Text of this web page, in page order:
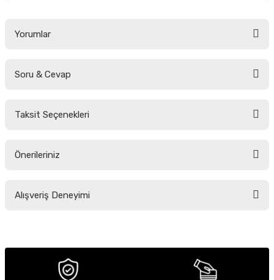
Yorumlar
Soru & Cevap
Taksit Seçenekleri
Önerileriniz
yetersiz gördüğünüz noktaları öneri formunu kullanarak tarafımıza
Ürün açıklamasında eksik bilgiler bulunuyor.
Alışveriş Deneyimi